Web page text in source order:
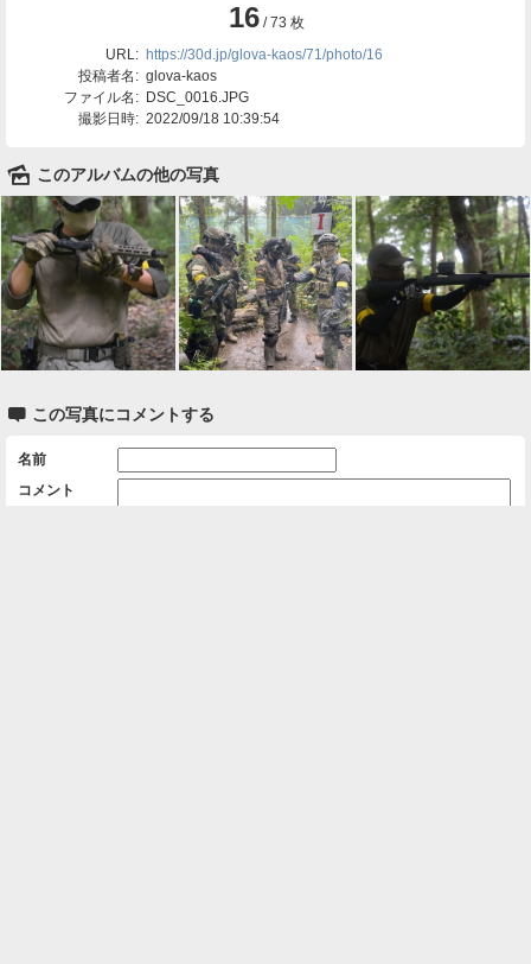
16/ 73 枚
URL: https://30d.jp/glova-kaos/71/photo/16
投稿者名: glova-kaos
ファイル名: DSC_0016.JPG
撮影日時: 2022/09/18 10:39:54
🌄 このアルバムの他の写真
 この写真にコメントする
名前
コメント